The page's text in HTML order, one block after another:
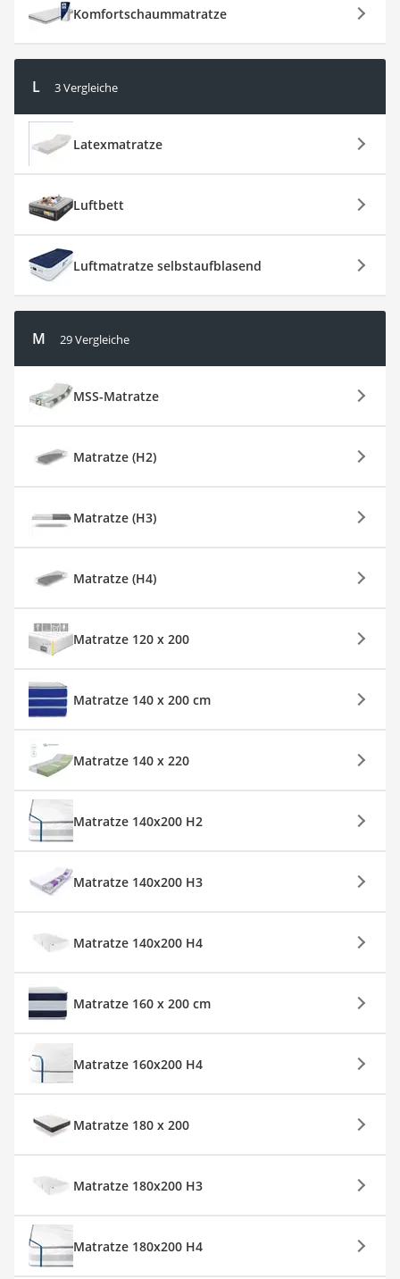
Komfortschaummatratze
L 3 Vergleiche
Latexmatratze
Luftbett
Luftmatratze selbstaufblasend
M 29 Vergleiche
MSS-Matratze
Matratze (H2)
Matratze (H3)
Matratze (H4)
Matratze 120 x 200
Matratze 140 x 200 cm
Matratze 140 x 220
Matratze 140x200 H2
Matratze 140x200 H3
Matratze 140x200 H4
Matratze 160 x 200 cm
Matratze 160x200 H4
Matratze 180 x 200
Matratze 180x200 H3
Matratze 180x200 H4